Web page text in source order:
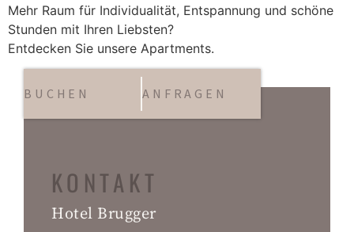
Mehr Raum für Individualität, Entspannung und schöne
Stunden mit Ihren Liebsten?
Entdecken Sie unsere Apartments.
BUCHEN ANFRAGEN
KONTAKT
Hotel Brugger